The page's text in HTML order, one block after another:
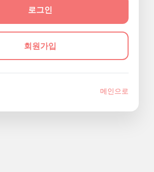
회원가입
메인으로